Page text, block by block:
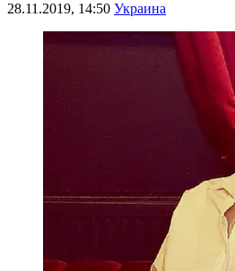
28.11.2019, 14:50 Украина